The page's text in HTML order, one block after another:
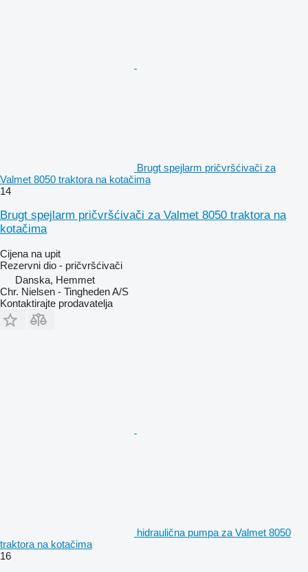
Brugt spejlarm pričvršćivači za
Valmet 8050 traktora na kotačima
14
Brugt spejlarm pričvršćivači za Valmet 8050 traktora na
kotačima
Cijena na upit
Rezervni dio - pričvršćivači
Danska, Hemmet
Chr. Nielsen - Tingheden A/S
Kontaktirajte prodavatelja
hidraulična pumpa za Valmet 8050
traktora na kotačima
16